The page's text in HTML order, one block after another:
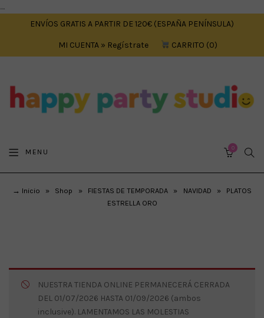
....
ENVÍOS GRATIS A PARTIR DE 120€ (ESPAÑA PENÍNSULA)
MI CUENTA » Regístrate CARRITO 0
MENU 0
→ Inicio » Shop » FIESTAS DE TEMPORADA » NAVIDAD »
PLATOS
ESTRELLA ORO
NUESTRA TIENDA ONLINE PERMANECERÁ CERRADA
DEL 01/07/2026 HASTA 01/09/2026 (ambos
inclusive). LAMENTAMOS LAS MOLESTIAS